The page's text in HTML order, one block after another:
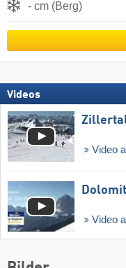
- cm (Berg)
Videos
Video
Video